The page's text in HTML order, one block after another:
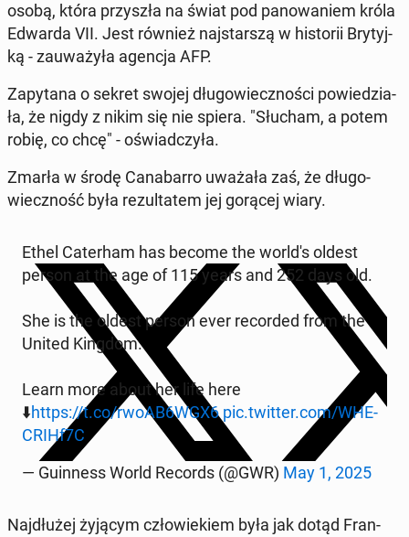
osobą, która przy­szła na świat pod pa­no­wa­niem króla
Edwarda VII. Jest również naj­star­szą w hi­sto­rii Bry­tyj­
ką - za­uwa­ży­ła agencja AFP.
Za­py­ta­na o sekret swojej dłu­go­wiecz­no­ści po­wie­dzia­
ła, że nigdy z nikim się nie spiera. "Słucham, a potem
robię, co chcę" - oświad­czy­ła.
Zmarła w środę Ca­na­bar­ro uważała zaś, że dłu­go­
wiecz­ność była re­zul­ta­tem jej gorącej wiary.
Ethel Ca­ter­ham has become the world's oldest
person at the age of 115 years and 252 days old.
She is the oldest person ever re­cor­ded from the
United Kingdom.
Learn more about her life here
⬇️https://t.co/rwoAB6WGX6 pic.twitter.com/WHE­
CRIHf7C
— Gu­in­ness World Records (@GWR) May 1, 2025
Naj­dłu­żej żyjącym czło­wie­kiem była jak dotąd Fran­